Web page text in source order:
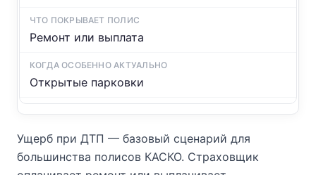
Ремонт или выплата
Открытые парковки
Ущерб при ДТП — базовый сценарий для
большинства полисов КАСКО. Страховщик